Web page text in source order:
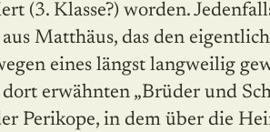
(3. Klasse?) worden.
Matthäus, das den
eines längst langweilig
erwähnten „Brüder und
Perikope, in dem über die